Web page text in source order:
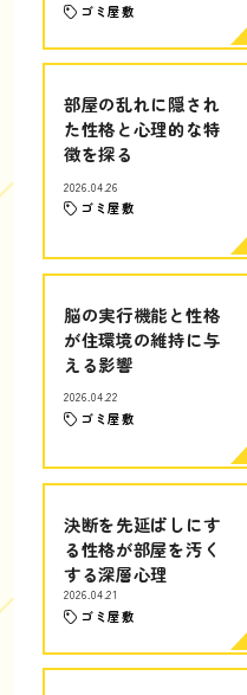
ゴミ屋敷
部屋の乱れに隠され
た性格と心理的な特
徴を探る
2026.04.26
ゴミ屋敷
脳の実行機能と性格
が住環境の維持に与
える影響
2026.04.22
ゴミ屋敷
決断を先延ばしにす
る性格が部屋を汚く
する深層心理
2026.04.21
ゴミ屋敷